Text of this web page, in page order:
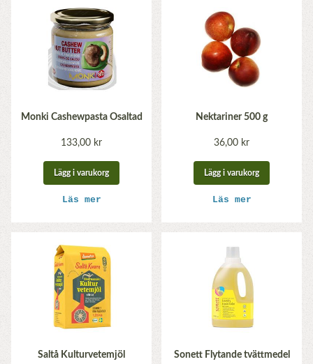
Monki Cashewpasta Osaltad
133,00 kr
Lägg i varukorg
Läs mer
Nektariner 500 g
36,00 kr
Lägg i varukorg
Läs mer
Saltå Kulturvetemjöl
Sonett Flytande tvättmedel